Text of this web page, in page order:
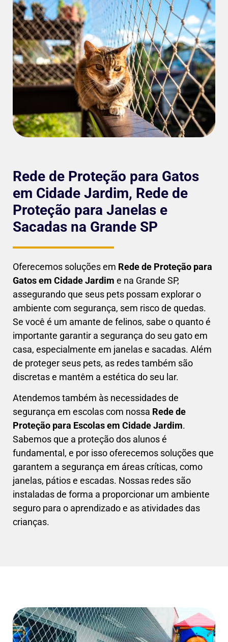
Rede de Proteção para Gatos
em Cidade Jardim, Rede de
Proteção para Janelas e
Sacadas na Grande SP
Oferecemos soluções em Rede de Proteção para
Gatos em Cidade Jardim e na Grande SP,
assegurando que seus pets possam explorar o
ambiente com segurança, sem risco de quedas.
Se você é um amante de felinos, sabe o quanto é
importante garantir a segurança do seu gato em
casa, especialmente em janelas e sacadas. Além
de proteger seus pets, as redes também são
discretas e mantêm a estética do seu lar.
Atendemos também às necessidades de
segurança em escolas com nossa Rede de
Proteção para Escolas em Cidade Jardim.
Sabemos que a proteção dos alunos é
fundamental, e por isso oferecemos soluções que
garantem a segurança em áreas críticas, como
janelas, pátios e escadas. Nossas redes são
instaladas de forma a proporcionar um ambiente
seguro para o aprendizado e as atividades das
crianças.